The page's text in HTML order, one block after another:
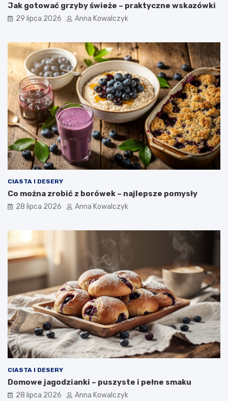
Jak gotować grzyby świeże – praktyczne wskazówki
29 lipca 2026 Anna Kowalczyk
CIASTA I DESERY
Co można zrobić z borówek – najlepsze pomysły
28 lipca 2026 Anna Kowalczyk
CIASTA I DESERY
Domowe jagodzianki – puszyste i pełne smaku
28 lipca 2026 Anna Kowalczyk